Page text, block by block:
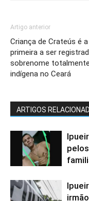
Artigo anterior
Criança de Crateús é a
primeira a ser
sobrenome totalmente
indígena no Ceará
ARTIGOS